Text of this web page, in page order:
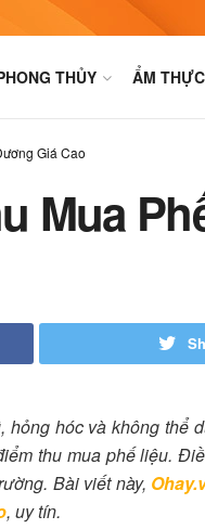
THỦY ẨM THỰC
Giá Cao
Mua
hóc và không thể
thu mua phế liệu.
Bài viết này,
, uy tín.